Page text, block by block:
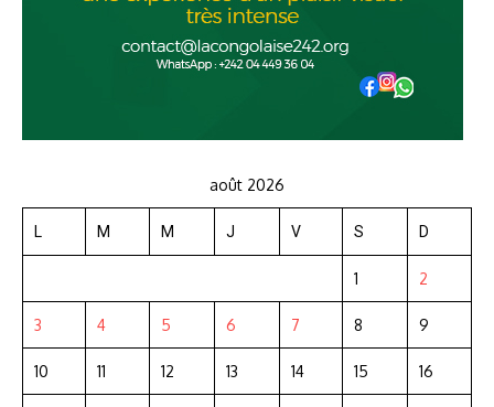
août 2026
L M M J V S D
1 2
3 4 5 6 7 8 9
10 11 12 13 14 15 16